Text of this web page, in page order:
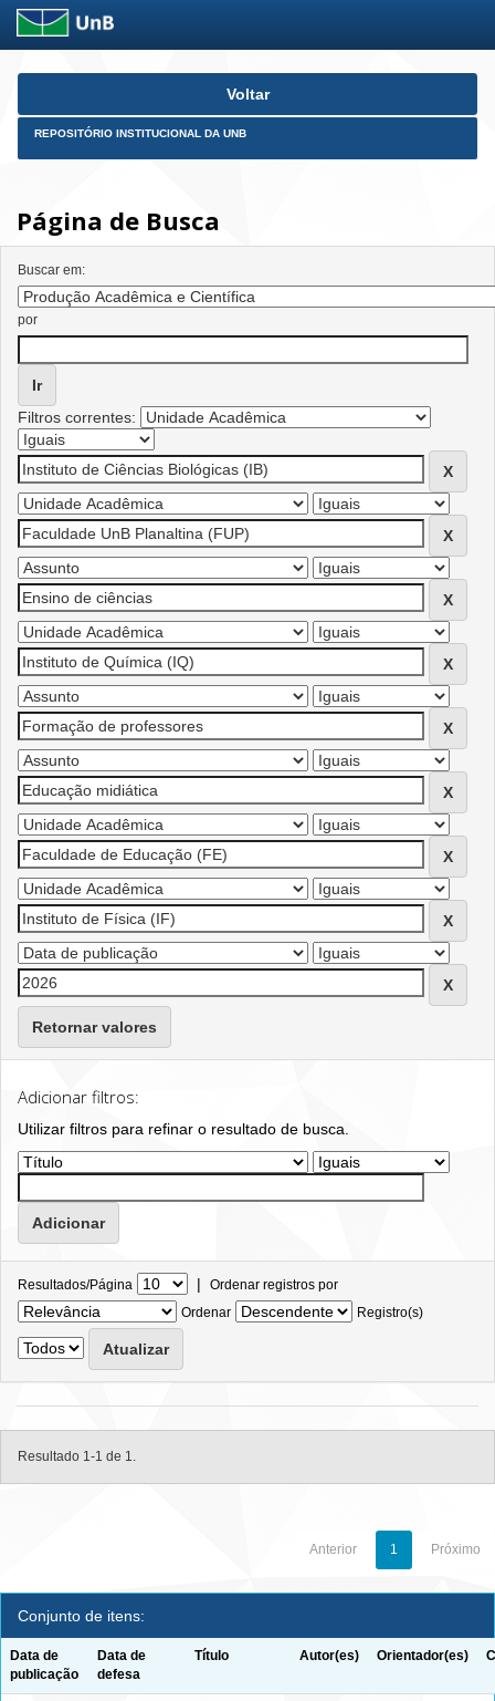
Skip
Voltar
REPOSITÓRIO INSTITUCIONAL DA UNB
Página de Busca
Buscar em:
por
Filtros correntes:
Retornar valores
Adicionar filtros:
Utilizar filtros para refinar o resultado de busca.
Resultados/Página | Ordenar registros por
Ordenar
Registro(s)
Resultado 1-1 de 1.
Anterior 1 Próximo
Conjunto de itens:
Data de
publicação
Data de
defesa
Título Autor(es) Orientador(es)